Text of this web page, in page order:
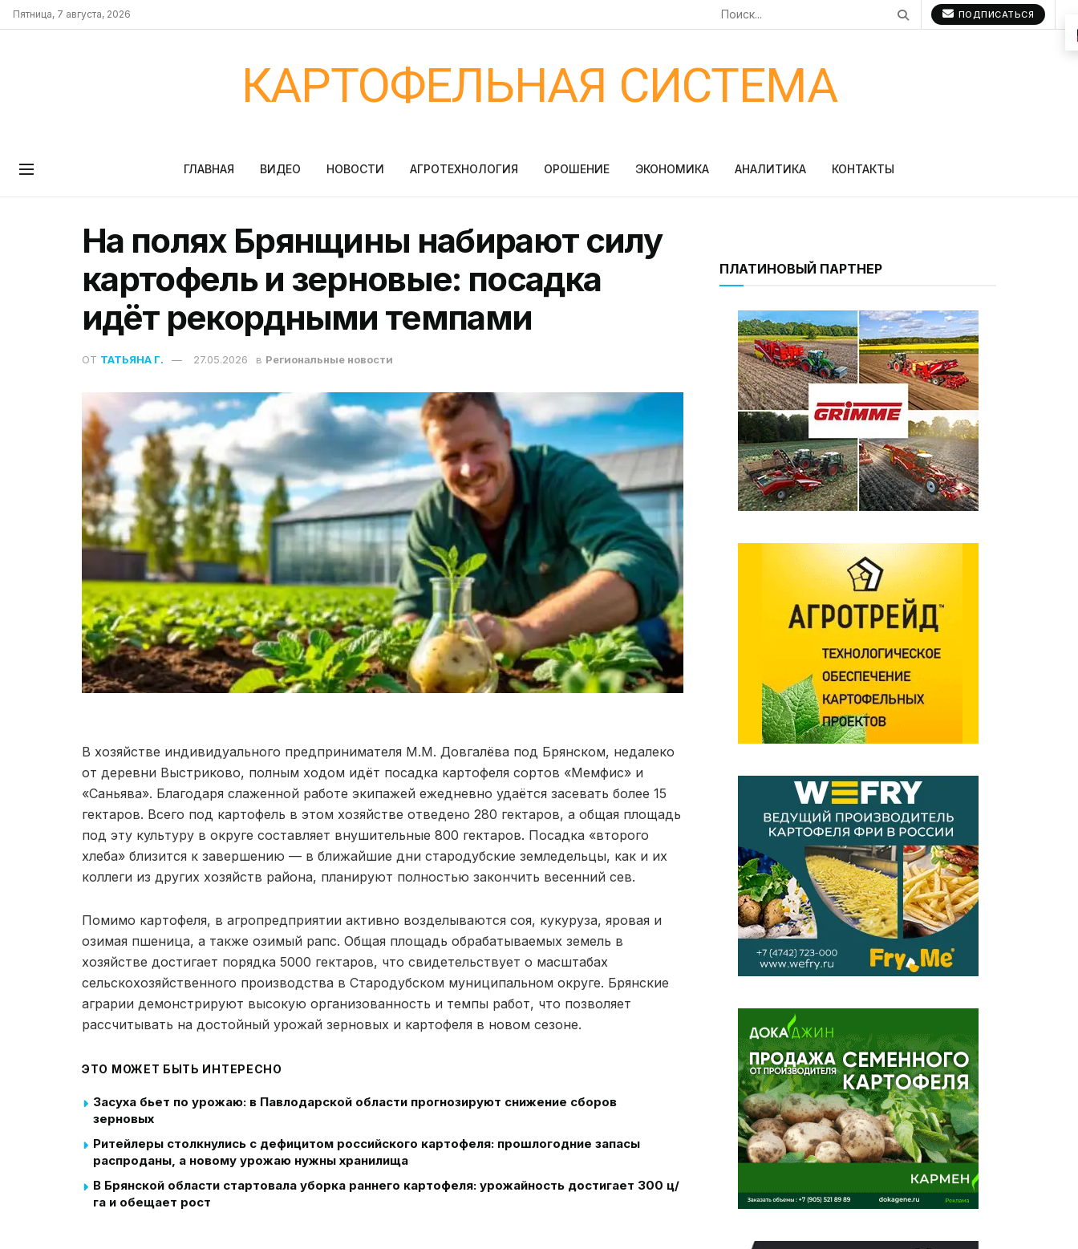
Пятница, 7 августа, 2026 ПОДПИСАТЬСЯ
КАРТОФЕЛЬНАЯ СИСТЕМА
ГЛАВНАЯ ВИДЕО НОВОСТИ АГРОТЕХНОЛОГИЯ ОРОШЕНИЕ ЭКОНОМИКА АНАЛИТИКА КОНТАКТЫ
На полях Брянщины набирают силу
картофель и зерновые: посадка
идёт рекордными темпами
ОТ ТАТЬЯНА Г. 27.05.2026 в Региональные новости
В хозяйстве индивидуального предпринимателя М.М. Довгалёва под Брянском, недалеко
от деревни Выстриково, полным ходом идёт посадка картофеля сортов «Мемфис» и
«Саньява». Благодаря слаженной работе экипажей ежедневно удаётся засевать более 15
гектаров. Всего под картофель в этом хозяйстве отведено 280 гектаров, а общая площадь
под эту культуру в округе составляет внушительные 800 гектаров. Посадка «второго
хлеба» близится к завершению — в ближайшие дни стародубские земледельцы, как и их
коллеги из других хозяйств района, планируют полностью закончить весенний сев.
Помимо картофеля, в агропредприятии активно возделываются соя, кукуруза, яровая и
озимая пшеница, а также озимый рапс. Общая площадь обрабатываемых земель в
хозяйстве достигает порядка 5000 гектаров, что свидетельствует о масштабах
сельскохозяйственного производства в Стародубском муниципальном округе. Брянские
аграрии демонстрируют высокую организованность и темпы работ, что позволяет
рассчитывать на достойный урожай зерновых и картофеля в новом сезоне.
ЭТО МОЖЕТ БЫТЬ ИНТЕРЕСНО
Засуха бьет по урожаю: в Павлодарской области прогнозируют снижение сборов
зерновых
Ритейлеры столкнулись с дефицитом российского картофеля: прошлогодние запасы
распроданы, а новому урожаю нужны хранилища
В Брянской области стартовала уборка раннего картофеля: урожайность достигает 300 ц/
га и обещает рост
ПЛАТИНОВЫЙ ПАРТНЕР